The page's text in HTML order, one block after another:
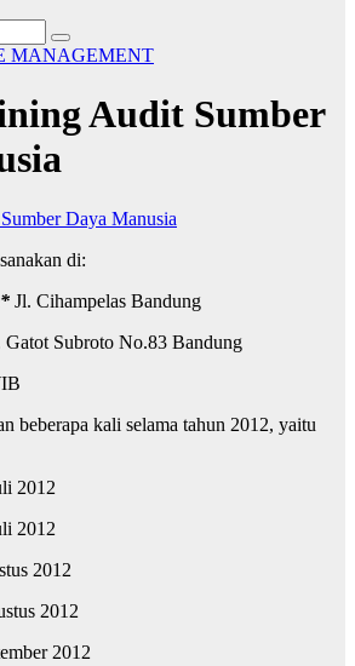
MANAGEMENT
Audit Sumber
Daya Manusia
di:
Jl. Cihampelas Bandung
Gatot Subroto No.83 Bandung
beberapa kali selama tahun 2012, yaitu
2012
2012
2012
2012
2012